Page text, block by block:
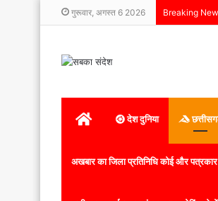
गुरूवार, अगस्त 6 2026 Breaking
होम देश दुनिया
अखबार का जिला प्रतिनिधि कोई और